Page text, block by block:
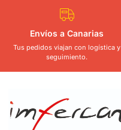
Envíos a Canarias
Tus pedidos viajan con logística y
seguimiento.